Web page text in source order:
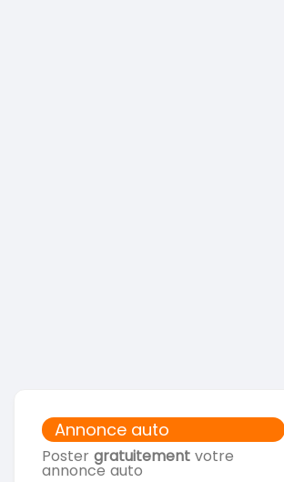
Annonce auto
Poster gratuitement votre
annonce auto